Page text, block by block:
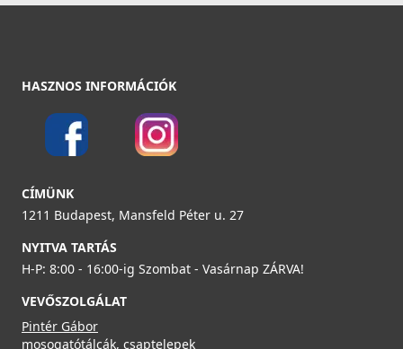
ELLECI - Csaptelep Bridge G43
MGKBRI43
99 990 Ft
Részletek
ELLECI - Szifonszett egyutas mosogatóhoz
COMPSIF1V
3 990 Ft
HASZNOS INFORMÁCIÓK
CÍMÜNK
1211 Budapest, Mansfeld Péter u. 27
NYITVA TARTÁS
H-P: 8:00 - 16:00-ig Szombat - Vasárnap ZÁRVA!
VEVŐSZOLGÁLAT
Pintér Gábor
mosogatótálcák, csaptelepek